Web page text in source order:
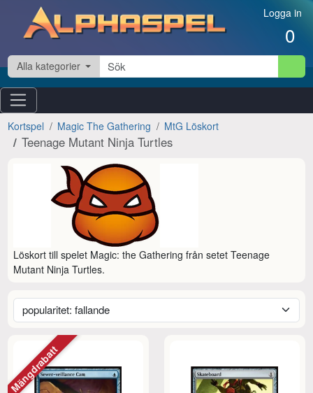
Hoppa till innehåll Logga in
0
Alla kategorier
Kortspel Magic The Gathering MtG Löskort
Teenage Mutant Ninja Turtles
Löskort till spelet Magic: the Gathering från setet Teenage
Mutant Ninja Turtles.
Mängdrabatt